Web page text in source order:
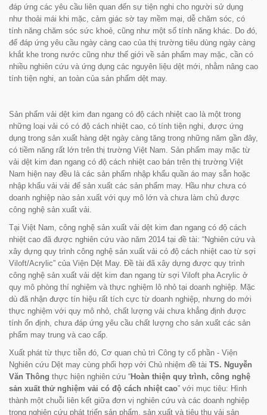
đáp ứng các yêu cầu liên quan đến sự tiện nghi cho người sử dụng
như thoải mái khi mặc, cảm giác sờ tay mềm mại, dễ chăm sóc, có
tính năng chăm sóc sức khoẻ, cũng như một số tính năng khác. Do đó,
để đáp ứng yêu cầu ngày càng cao của thị trường tiêu dùng ngày càng
khắt khe trong nước cũng như thế giới về sản phẩm may mặc, cần có
nhiều nghiên cứu và ứng dụng các nguyên liệu dệt mới, nhằm nâng cao
tính tiện nghi, an toàn của sản phẩm dệt may.
Sản phẩm vải dệt kim đan ngang có độ cách nhiệt cao là một trong
những loại vải có có độ cách nhiệt cao, có tính tiện nghi, được ứng
dụng trong sản xuất hàng dệt ngày càng tăng trong những năm gần đây,
có tiềm năng rất lớn trên thị trường Việt Nam. Sản phẩm may mặc từ
vải dệt kim đan ngang có độ cách nhiệt cao bán trên thị trường Việt
Nam hiện nay đều là các sản phẩm nhập khẩu quần áo may sẵn hoặc
nhập khẩu vải vải để sản xuất các sản phẩm may. Hầu như chưa có
doanh nghiệp nào sản xuất với quy mô lớn và chưa làm chủ được
công nghệ sản xuất vải.
Tại Việt Nam, công nghệ sản xuất vải dệt kim đan ngang có độ cách
nhiệt cao đã được nghiên cứu vào năm 2014 tại đề tài: “Nghiên cứu và
xây dựng quy trình công nghệ sản xuất vải có độ cách nhiệt cao từ sợi
Viloft/Acrylic” của Viện Dệt May. Đề tài đã xây dựng được quy trình
công nghệ sản xuất vải dệt kim đan ngang từ sợi Viloft pha Acrylic ở
quy mô phòng thí nghiệm và thực nghiệm lô nhỏ tại doanh nghiệp. Mặc
dù đã nhận được tín hiệu rất tích cực từ doanh nghiệp, nhưng do mới
thực nghiệm với quy mô nhỏ, chất lượng vải chưa khẳng định được
tính ổn định, chưa đáp ứng yêu cầu chất lượng cho sản xuất các sản
phẩm may trung và cao cấp.
Xuất phát từ thực tiễn đó, Cơ quan chủ trì Công ty cổ phần - Viện
Nghiên cứu Dệt may cùng phối hợp với Chủ nhiệm đề tài TS. Nguyễn
Văn Thông thực hiện nghiên cứu “Hoàn thiện quy trình, công nghệ
sản xuất thử nghiệm vải có độ cách nhiệt cao” với mục tiêu: Hình
thành một chuỗi liên kết giữa đơn vị nghiên cứu và các doanh nghiệp
trong nghiên cứu phát triển sản phẩm, sản xuất và tiêu thụ vải sản